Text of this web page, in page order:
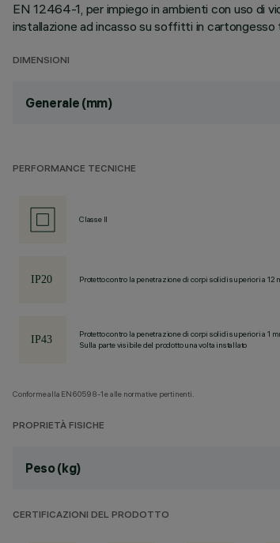
EN 12464-1, per impiego in ambienti con uso di
installazione ad incasso su soffitti in
DIMENSIONI
Generale (mm)
PERFORMANCE TECNICHE
Classe II
Protetto contro la penetrazione di corpi solidi superiori a
Protetto contro la penetrazione di corpi solidi superiori a 1
Sulla parte visibile del prodotto una volta installato
Conforme alla EN60598-1 e alle normative pertinenti.
PROPRIETÀ FISICHE
Peso (kg)
CERTIFICAZIONI DEL PRODOTTO